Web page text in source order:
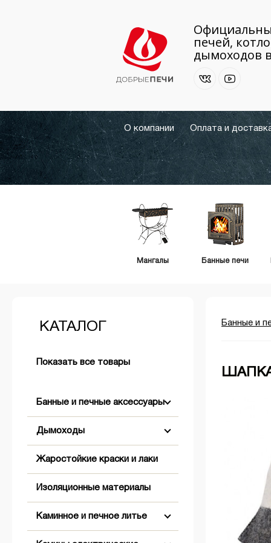
печей,
дымоходов
О компании Оплата и
Мангалы Банные печи
КАТАЛОГ
Показать все товары
Банные и печные аксессуары
Аксессуары для розжига
Бондарные изделия
Абажуры
Двери банные
Дымоходы
Двустенные (Сэндвич)
Коническое окончание
Оголовки
Комплектующие для дымохода
Заглушки
Жаростойкие краски и лаки
Изоляционные материалы
Каминное и печное литье
Банные и